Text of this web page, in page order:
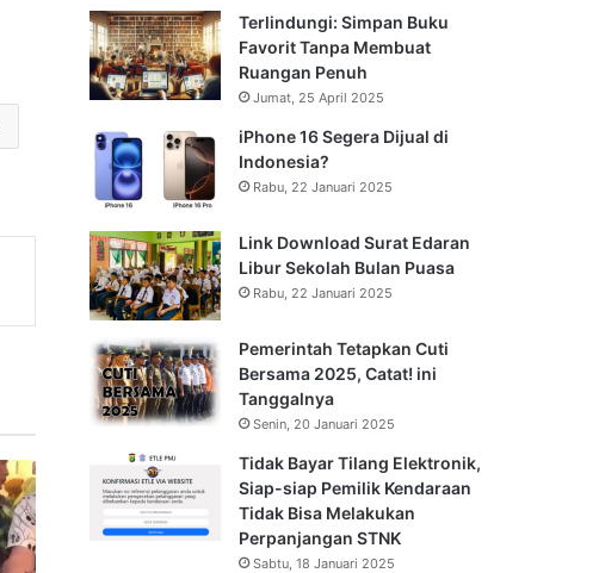
Terlindungi: Simpan Buku
Favorit Tanpa Membuat
Ruangan Penuh
Jumat, 25 April 2025
iPhone 16 Segera Dijual di
Indonesia?
Rabu, 22 Januari 2025
Link Download Surat Edaran
Libur Sekolah Bulan Puasa
Rabu, 22 Januari 2025
Pemerintah Tetapkan Cuti
Bersama 2025, Catat! ini
Tanggalnya
Senin, 20 Januari 2025
Tidak Bayar Tilang Elektronik,
Siap-siap Pemilik Kendaraan
Tidak Bisa Melakukan
Perpanjangan STNK
Sabtu, 18 Januari 2025